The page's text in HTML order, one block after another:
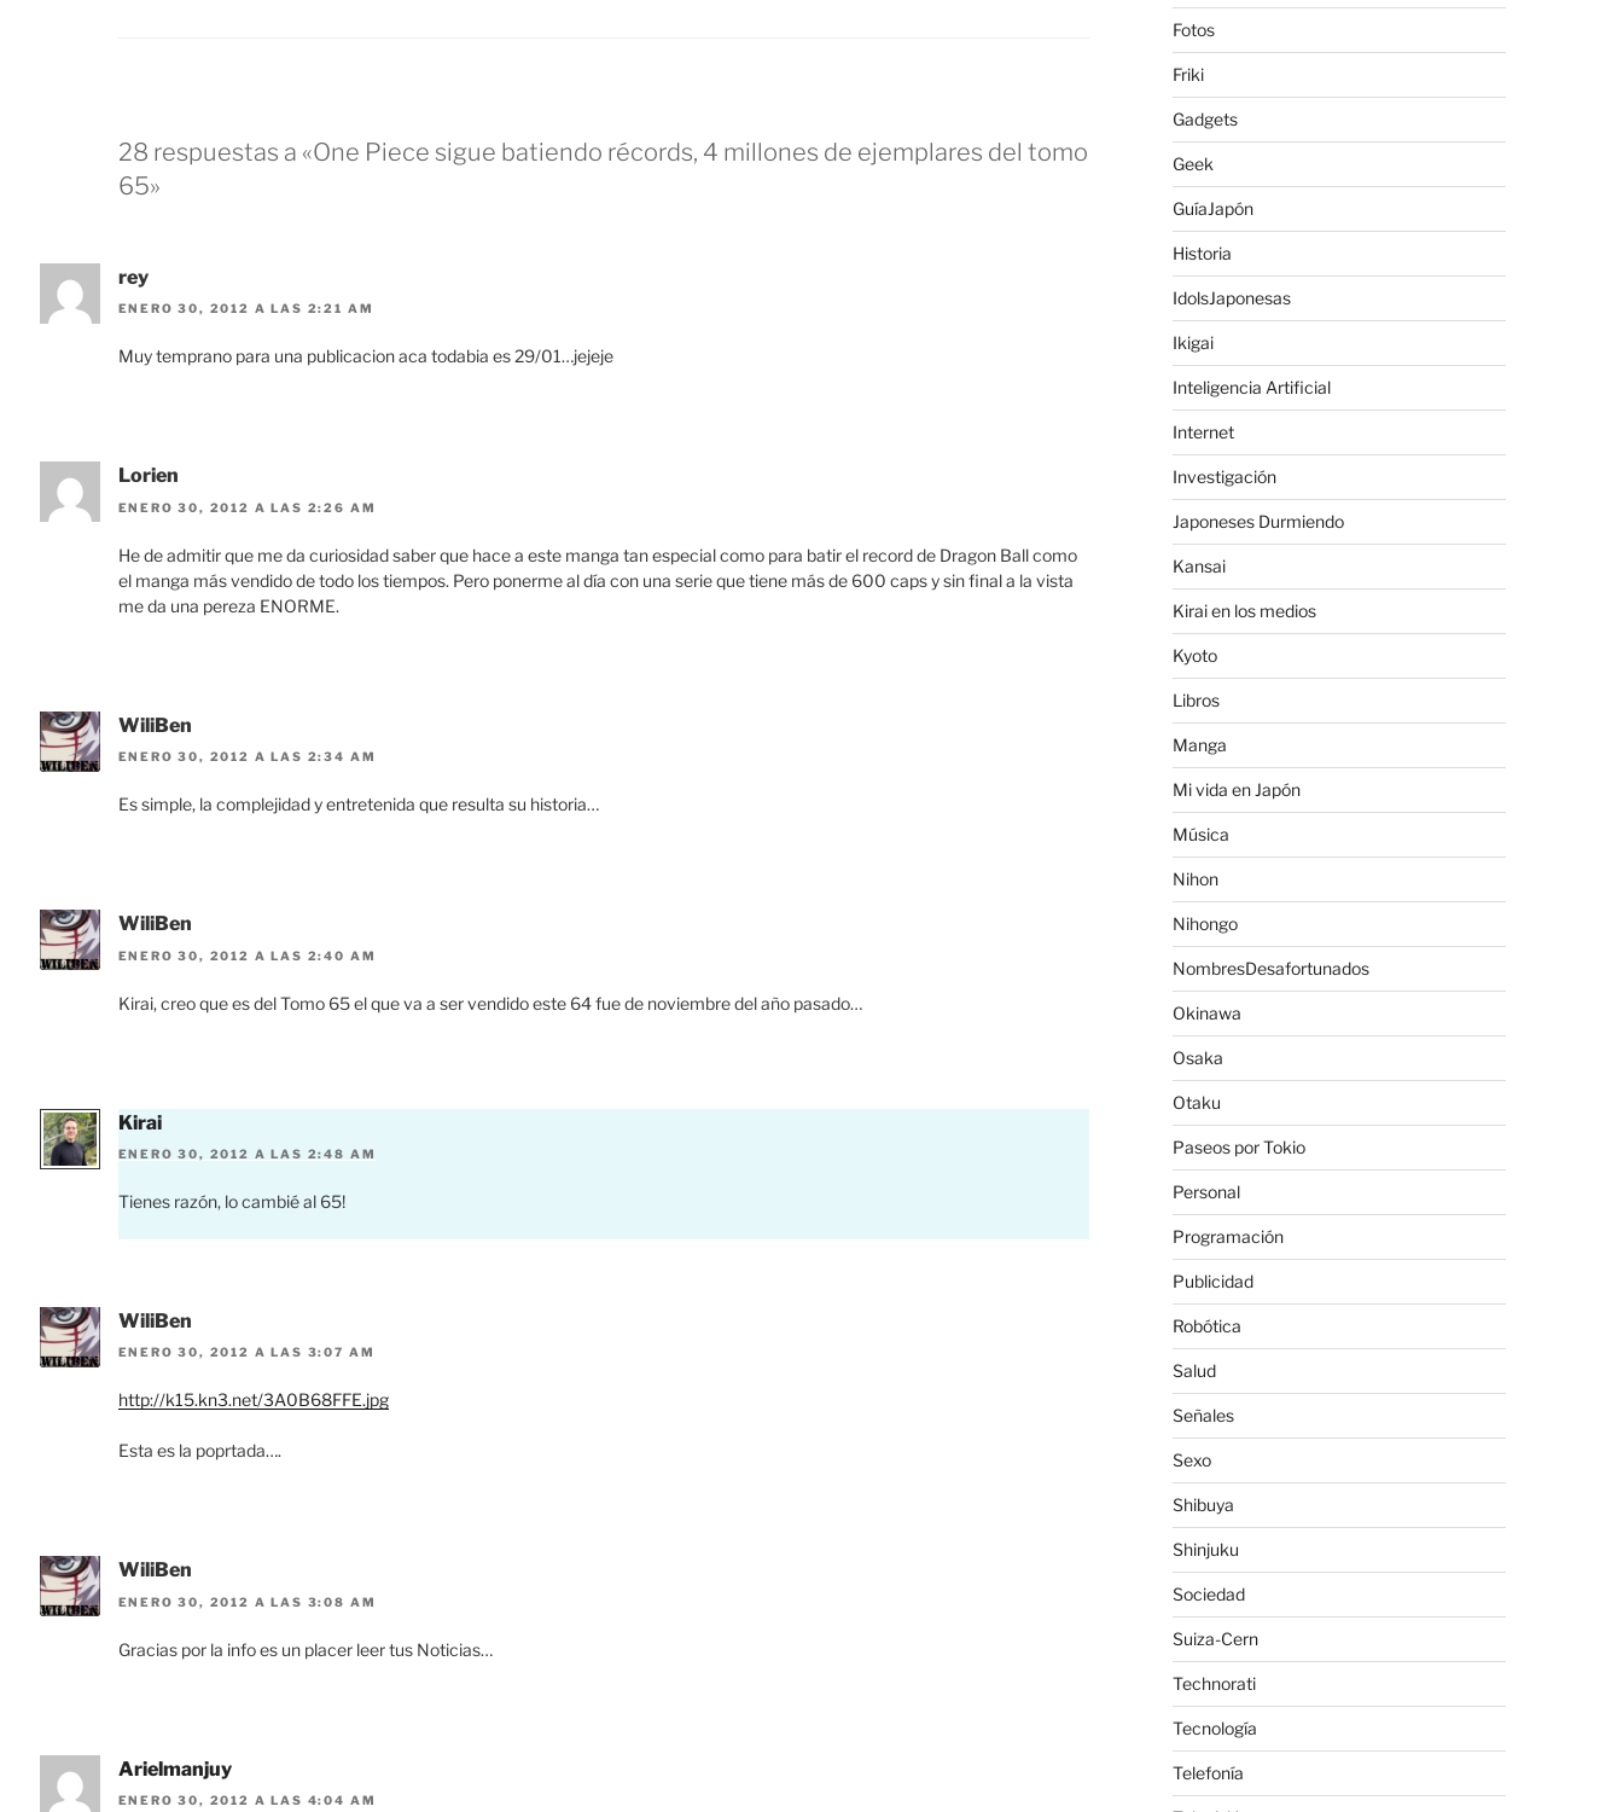
28 respuestas a «One Piece sigue batiendo récords, 4 millones de ejemplares del tomo
65»
rey
ENERO 30, 2012 A LAS 2:21 AM
Muy temprano para una publicacion aca todabia es 29/01…jejeje
Lorien
ENERO 30, 2012 A LAS 2:26 AM
He de admitir que me da curiosidad saber que hace a este manga tan especial como para batir el record de Dragon Ball como
el manga más vendido de todo los tiempos. Pero ponerme al día con una serie que tiene más de 600 caps y sin final a la vista
me da una pereza ENORME.
WiliBen
ENERO 30, 2012 A LAS 2:34 AM
Es simple, la complejidad y entretenida que resulta su historia…
WiliBen
ENERO 30, 2012 A LAS 2:40 AM
Kirai, creo que es del Tomo 65 el que va a ser vendido este 64 fue de noviembre del año pasado…
Kirai
ENERO 30, 2012 A LAS 2:48 AM
Tienes razón, lo cambié al 65!
WiliBen
ENERO 30, 2012 A LAS 3:07 AM
http://k15.kn3.net/3A0B68FFE.jpg
Esta es la poprtada….
WiliBen
ENERO 30, 2012 A LAS 3:08 AM
Gracias por la info es un placer leer tus Noticias…
Arielmanjuy
ENERO 30, 2012 A LAS 4:04 AM
Fotos
Friki
Gadgets
Geek
GuíaJapón
Historia
IdolsJaponesas
Ikigai
Inteligencia Artificial
Internet
Investigación
Japoneses Durmiendo
Kansai
Kirai en los medios
Kyoto
Libros
Manga
Mi vida en Japón
Música
Nihon
Nihongo
NombresDesafortunados
Okinawa
Osaka
Otaku
Paseos por Tokio
Personal
Programación
Publicidad
Robótica
Salud
Señales
Sexo
Shibuya
Shinjuku
Sociedad
Suiza-Cern
Technorati
Tecnología
Telefonía